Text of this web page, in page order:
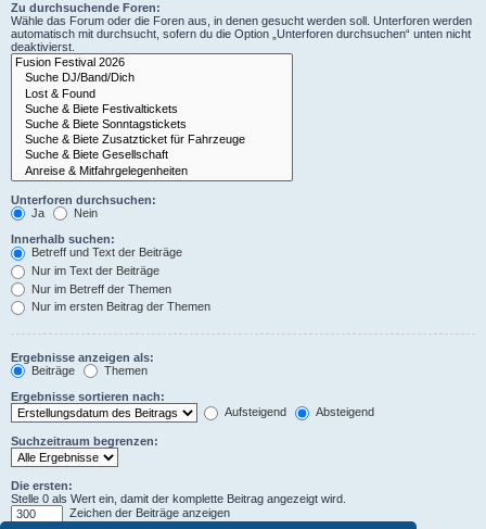
Zu durchsuchende Foren:
Wähle das Forum oder die Foren aus, in denen gesucht werden soll. Unterforen werden
automatisch mit durchsucht, sofern du die Option „Unterforen durchsuchen“ unten nicht
deaktivierst.
Unterforen durchsuchen:
Ja
Nein
Innerhalb suchen:
Betreff und Text der Beiträge
Nur im Text der Beiträge
Nur im Betreff der Themen
Nur im ersten Beitrag der Themen
Ergebnisse anzeigen als:
Beiträge
Themen
Ergebnisse sortieren nach:
Aufsteigend
Absteigend
Suchzeitraum begrenzen:
Die ersten:
Stelle 0 als Wert ein, damit der komplette Beitrag angezeigt wird.
Zeichen der Beiträge anzeigen